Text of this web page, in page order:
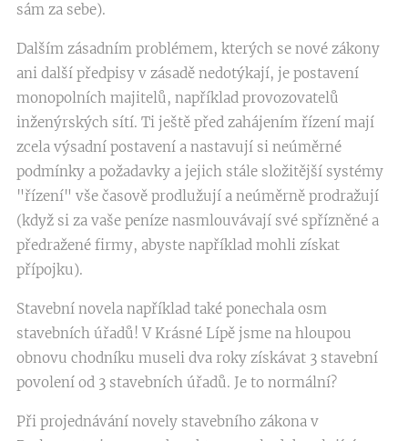
sám za sebe).
Dalším zásadním problémem, kterých se nové zákony
ani další předpisy v zásadě nedotýkají, je postavení
monopolních majitelů, například provozovatelů
inženýrských sítí. Ti ještě před zahájením řízení mají
zcela výsadní postavení a nastavují si neúměrné
podmínky a požadavky a jejich stále složitější systémy
"řízení" vše časově prodlužují a neúměrně prodražují
(když si za vaše peníze nasmlouvávají své spřízněné a
předražené firmy, abyste například mohli získat
přípojku).
Stavební novela například také ponechala osm
stavebních úřadů! V Krásné Lípě jsme na hloupou
obnovu chodníku museli dva roky získávat 3 stavební
povolení od 3 stavebních úřadů. Je to normální?
Při projednávání novely stavebního zákona v